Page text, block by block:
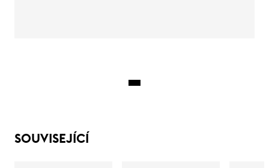
SOUVISEJÍCÍ